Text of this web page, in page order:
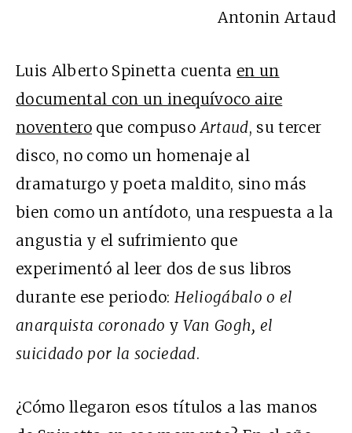
Antonin Artaud
Luis Alberto Spinetta cuenta en un
documental con un inequívoco aire
noventero que compusoArtaud, su tercer
disco, no como un homenaje al
dramaturgo y poeta maldito, sino más
bien como un antídoto, una respuesta a la
angustia y el sufrimiento que
experimentó al leer dos de sus libros
durante ese periodo:Heliogábalo o el
anarquista coronado y Van Gogh, el
suicidado por la sociedad.
¿Cómo llegaron esos títulos a las manos